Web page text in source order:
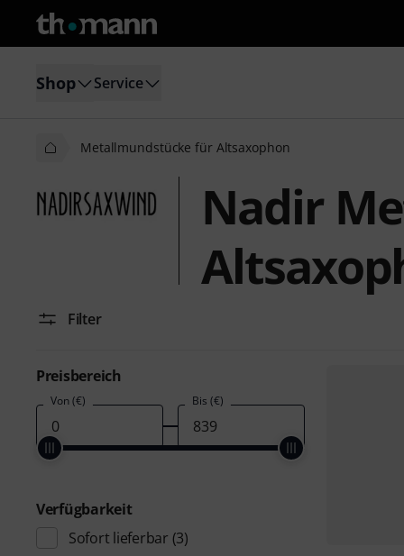
Shop Service
Metallmundstücke für Altsaxophon
Nadir
Filter
Preisbereich
Von (€) Bis (€)
Verfügbarkeit
Sofort lieferbar (3)